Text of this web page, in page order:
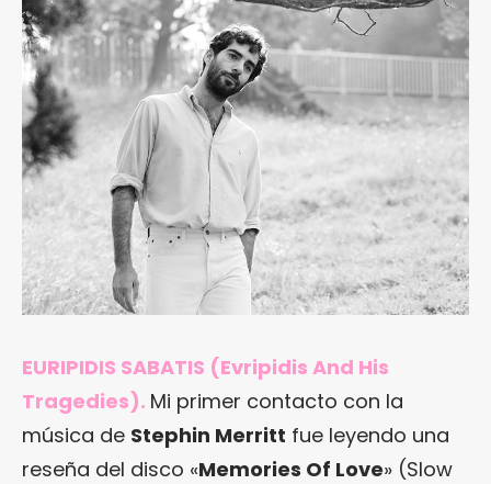
EURIPIDIS SABATIS (Evripidis And His
Tragedies). Mi primer contacto con la
música de Stephin Merritt fue leyendo una
reseña del disco «Memories Of Love» (Slow